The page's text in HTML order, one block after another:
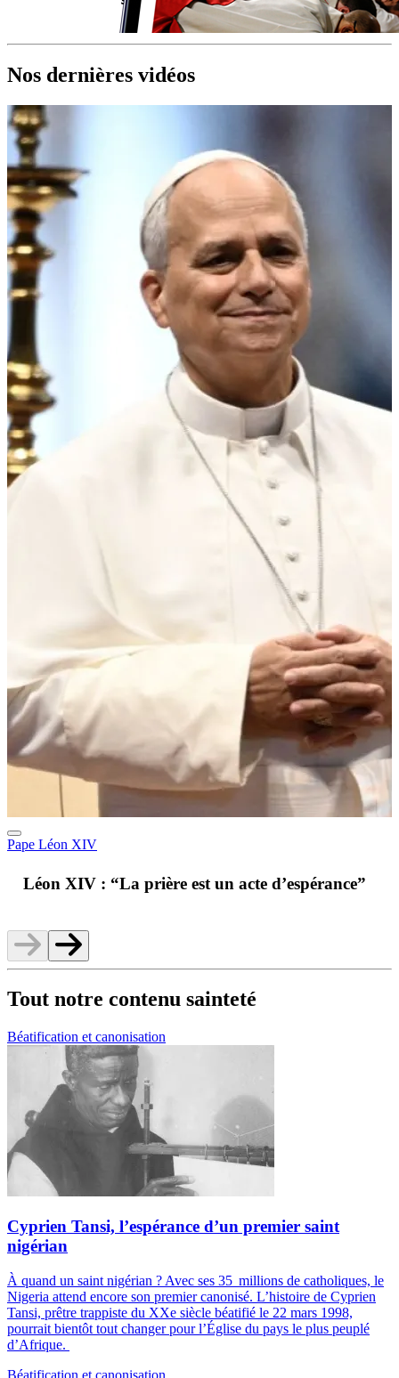
Nos dernières vidéos
Pape Léon XIV
Léon XIV : “La prière est un acte d’espérance”
Tout notre contenu sainteté
Béatification et canonisation
Cyprien Tansi, l’espérance d’un premier saint
nigérian
À quand un saint nigérian ? Avec ses 35 millions de catholiques, le
Nigeria attend encore son premier canonisé. L’histoire de Cyprien
Tansi, prêtre trappiste du XXe siècle béatifié le 22 mars 1998,
pourrait bientôt tout changer pour l’Église du pays le plus peuplé
d’Afrique.
Béatification et canonisation